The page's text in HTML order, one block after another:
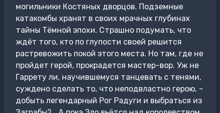
могильники Костяных дворцов. Подземные
катакомбы хранят в своих мрачных глубинах
тайны Тёмной эпохи. Страшно подумать, что
ждёт того, кто по глупости своей решится
растревожить покой этого места. Но там, где не
пройдет герой, прокрадется мастер-вор. Уж не
Гаррету ли, научившемуся танцевать с тенями,
суждено сделать то, что неподвластно герою, –
добыть легендарный Рог Радуги и выбраться из